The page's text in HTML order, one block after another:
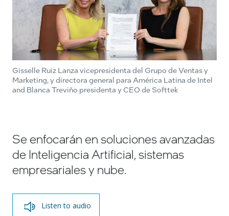
Gisselle Ruiz Lanza vicepresidenta del Grupo de Ventas y
Marketing, y directora general para América Latina de Intel
and Blanca Treviño presidenta y CEO de Softtek
Se enfocarán en soluciones avanzadas
de Inteligencia Artificial, sistemas
empresariales y nube.
Listen to audio